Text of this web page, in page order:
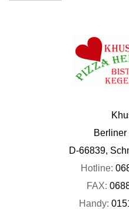
D-66839,
Hotline:
FAX:
Handy: